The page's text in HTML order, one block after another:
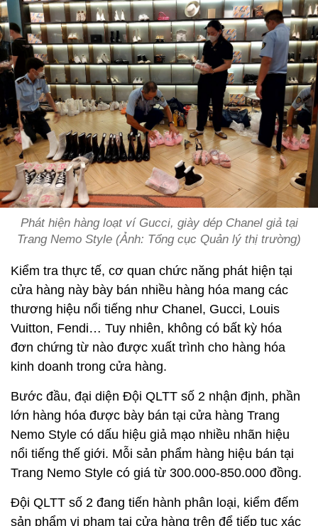
Phát hiện hàng loạt ví Gucci, giày dép Chanel giả tại
Trang Nemo Style (Ảnh: Tổng cục Quản lý thị trường)
Kiểm tra thực tế, cơ quan chức năng phát hiện tại
cửa hàng này bày bán nhiều hàng hóa mang các
thương hiệu nổi tiếng như Chanel, Gucci, Louis
Vuitton, Fendi… Tuy nhiên, không có bất kỳ hóa
đơn chứng từ nào được xuất trình cho hàng hóa
kinh doanh trong cửa hàng.
Bước đầu, đại diện Đội QLTT số 2 nhận định, phần
lớn hàng hóa được bày bán tại cửa hàng Trang
Nemo Style có dấu hiệu giả mạo nhiều nhãn hiệu
nổi tiếng thế giới. Mỗi sản phẩm hàng hiệu bán tại
Trang Nemo Style có giá từ 300.000-850.000 đồng.
Đội QLTT số 2 đang tiến hành phân loại, kiểm đếm
sản phẩm vi phạm tại cửa hàng trên để tiếp tục xác